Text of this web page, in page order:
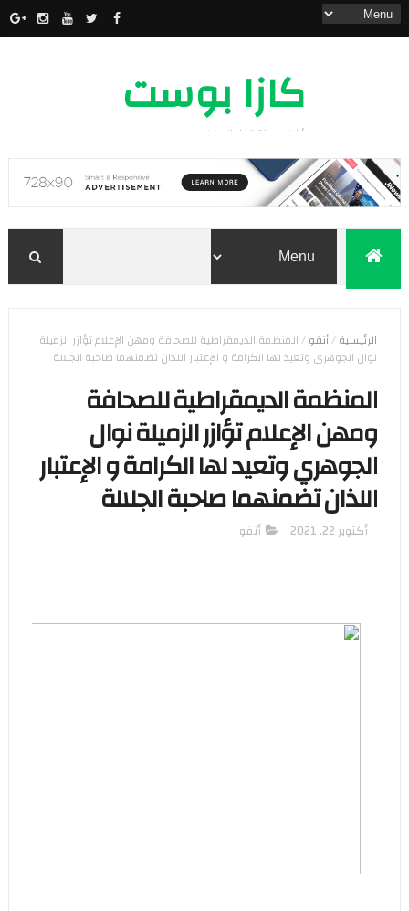
كازا بوست
أخبار مدينة الدار البيضاء
الرئيسية/أنفو/المنظمة الديمقراطية للصحافة ومهن الإعلام تؤازر الزميلة
نوال الجوهري وتعيد لها الكرامة و الإعتبار اللذان تضمنهما صاحبة الجلالة
المنظمة الديمقراطية للصحافة
ومهن الإعلام تؤازر الزميلة نوال
الجوهري وتعيد لها الكرامة و الإعتبار
اللذان تضمنهما صاحبة الجلالة
أكتوبر 22, 2021 أنفو